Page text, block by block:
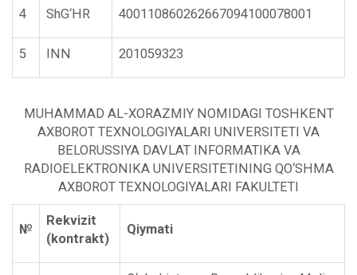
4 ShG‘HR 400110860262667094100078001
5 INN 201059323
MUHAMMAD AL-XORAZMIY NOMIDAGI TOSHKENT
AXBOROT TEXNOLOGIYALARI UNIVERSITETI VA
BELORUSSIYA DAVLAT INFORMATIKA VA
RADIOELEKTRONIKA UNIVERSITETINING QO‘SHMA
AXBOROT TEXNOLOGIYALARI FAKULTETI
№
Rekvizit
(kontrakt)
Qiymati